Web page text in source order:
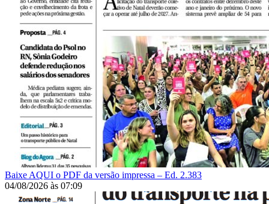
Baixe AQUI o PDF da versão impressa – Ed. 2.383
04/08/2026 às 07:09